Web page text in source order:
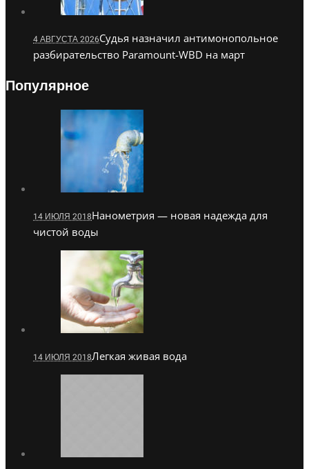
4 АВГУСТА 2026Судья назначил антимонопольное
разбирательство Paramount-WBD на март
Популярное
14 ИЮЛЯ 2018Нанометрия — новая надежда для
чистой воды
14 ИЮЛЯ 2018Легкая живая вода